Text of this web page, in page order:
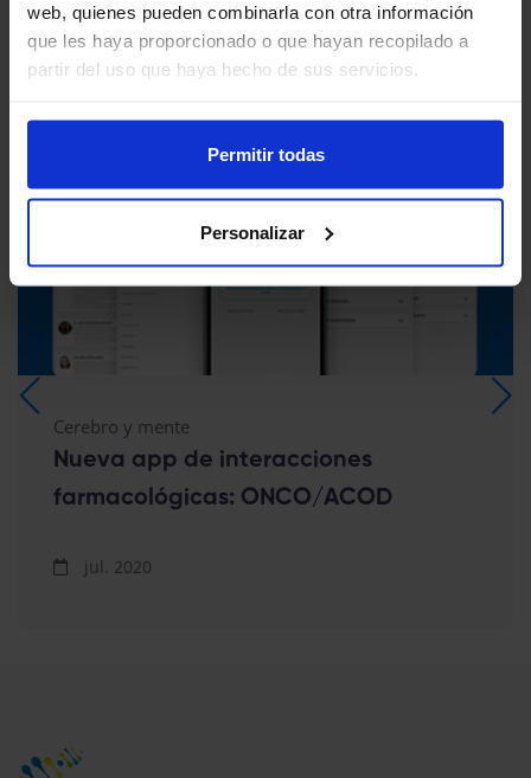
web, quienes pueden combinarla con otra información
que les haya proporcionado o que hayan recopilado a
partir del uso que haya hecho de sus servicios.
Permitir todas
Personalizar
Cerebro y mente
Nueva app de interacciones
farmacológicas: ONCO/ACOD
jul. 2020